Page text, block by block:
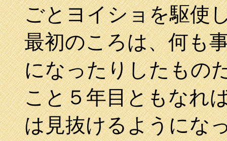
ごとヨイショを駆使
最初のころは、何も
になったりしたもの
こと５年目ともなれ
は見抜けるようにな